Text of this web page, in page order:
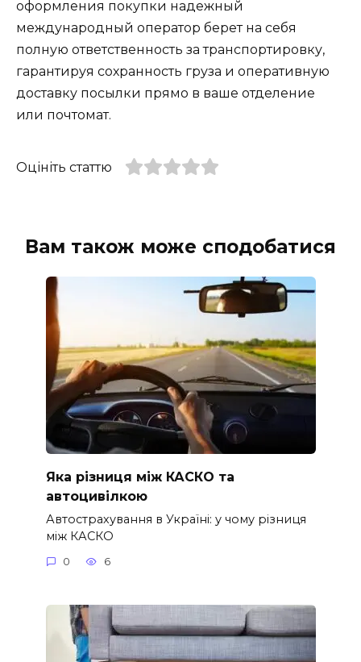
оформления покупки надежный
международный оператор берет на себя
полную ответственность за транспортировку,
гарантируя сохранность груза и оперативную
доставку посылки прямо в ваше отделение
или почтомат.
Оцініть статтю
Вам також може сподобатися
Яка різниця між КАСКО та
автоцивілкою
Автострахування в Україні: у чому різниця
між КАСКО
0 6